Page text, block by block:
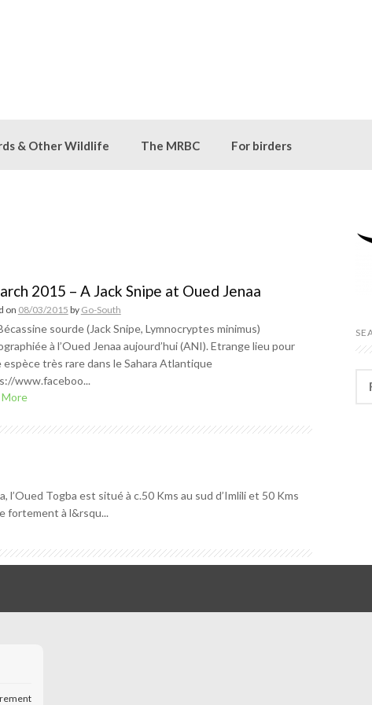
& Other Wildlife The MRBC For birders
2015 – A Jack Snipe at Oued Jenaa
on 08/03/2015 by Go-South
sourde (Jack Snipe, Lymnocryptes minimus)
à l’Oued Jenaa aujourd’hui (ANI). Etrange lieu pour
très rare dans le Sahara Atlantique
www.faceboo...
More
l’Oued Togba est situé à c.50 Kms au sud d’Imlili et 50 Kms
fortement à l&rsqu...